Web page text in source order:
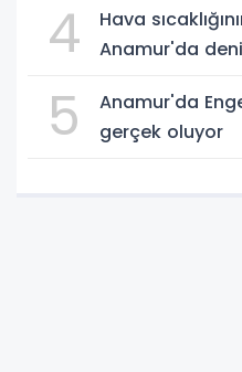
4
Hava
Anamur'da
5
Anamur'da
gerçek oluyor